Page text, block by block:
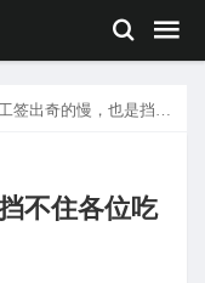
奇的慢，也是挡不住各位吃瓜热情
不住各位吃